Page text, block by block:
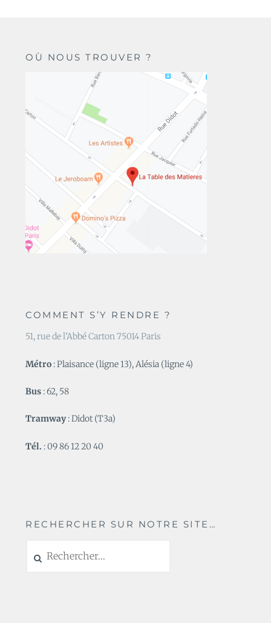
OÙ NOUS TROUVER ?
COMMENT S’Y RENDRE ?
51, rue de l’Abbé Carton 75014 Paris
Métro : Plaisance (ligne 13), Alésia (ligne 4)
Bus : 62, 58
Tramway: Didot (T3a)
Tél. : 09 86 12 20 40
RECHERCHER SUR NOTRE SITE…